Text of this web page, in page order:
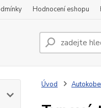
Hodnocení eshopu
Úvod